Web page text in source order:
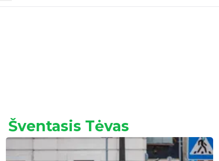
Šventasis Tėvas